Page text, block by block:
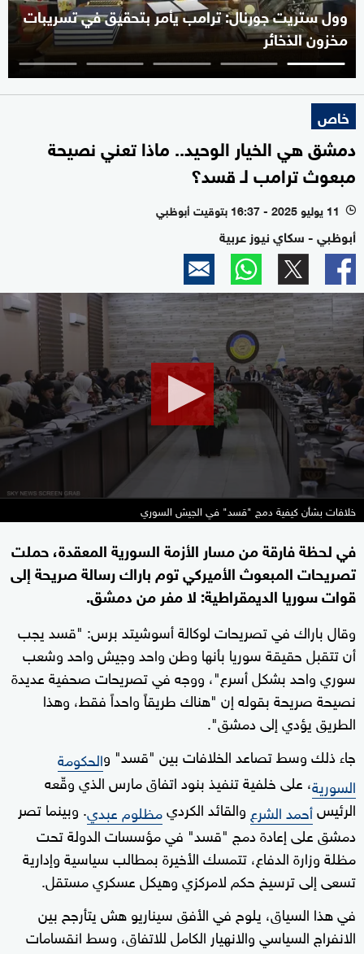
وول ستريت جورنال: ترامب يأمر بتحقيق في تسريبات
مخزون الذخائر
خاص
دمشق هي الخيار الوحيد.. ماذا تعني نصيحة
مبعوث ترامب لـ قسد؟
l 11 يوليو 2025 - 16:37 بتوقيت أبوظبي
أبوظبي - سكاي نيوز عربية
seconds
minutes,
seconds
خلافات بشأن كيفية دمج "قسد" في الجيش السوري
في لحظة فارقة من مسار الأزمة السورية المعقدة، حملت
تصريحات المبعوث الأميركي توم باراك رسالة صريحة إلى
قوات سوريا الديمقراطية: لا مفر من دمشق.
وقال باراك في تصريحات لوكالة أسوشيتد برس: "قسد يجب
أن تتقبل حقيقة سوريا بأنها وطن واحد وجيش واحد وشعب
سوري واحد بشكل أسرع"، ووجه في تصريحات صحفية عديدة
نصيحة صريحة بقوله إن "هناك طريقاً واحداً فقط، وهذا
الطريق يؤدي إلى دمشق".
جاء ذلك وسط تصاعد الخلافات بين "قسد" والحكومة
السورية، على خلفية تنفيذ بنود اتفاق مارس الذي وقّعه
الرئيسأحمد الشرع والقائد الكرديمظلوم عبدي. وبينما تصر
دمشق على إعادة دمج "قسد" في مؤسسات الدولة تحت
مظلة وزارة الدفاع، تتمسك الأخيرة بمطالب سياسية وإدارية
تسعى إلى ترسيخ حكم لامركزي وهيكل عسكري مستقل.
في هذا السياق، يلوح في الأفق سيناريو هش يتأرجح بين
الانفراج السياسي والانهيار الكامل للاتفاق، وسط انقسامات